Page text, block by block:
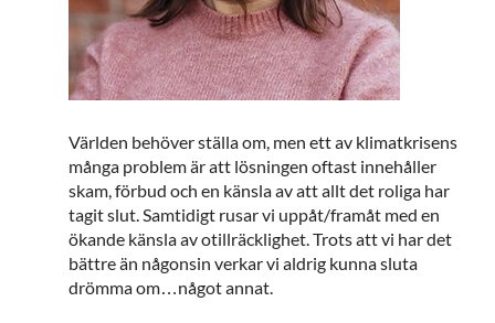
Världen behöver ställa om, men ett av klimatkrisens
många problem är att lösningen oftast innehåller
skam, förbud och en känsla av att allt det roliga har
tagit slut. Samtidigt rusar vi uppåt/framåt med en
ökande känsla av otillräcklighet. Trots att vi har det
bättre än någonsin verkar vi aldrig kunna sluta
drömma om…något annat.